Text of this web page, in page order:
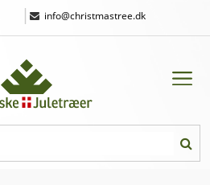
| info@christmastree.dk